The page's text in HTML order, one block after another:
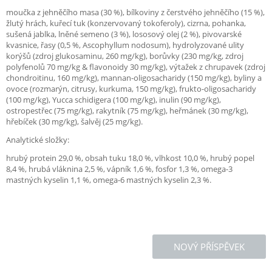
moučka z jehněčího masa (30 %), bílkoviny z čerstvého jehněčího (15 %),
žlutý hrách, kuřecí tuk (konzervovaný tokoferoly), cizrna, pohanka,
sušená jablka, lněné semeno (3 %), lososový olej (2 %), pivovarské
kvasnice, řasy (0,5 %, Ascophyllum nodosum), hydrolyzované ulity
korýšů (zdroj glukosaminu, 260 mg/kg), borůvky (230 mg/kg, zdroj
polyfenolů 70 mg/kg & flavonoidy 30 mg/kg), výtažek z chrupavek (zdroj
chondroitinu, 160 mg/kg), mannan-oligosacharidy (150 mg/kg), byliny a
ovoce (rozmarýn, citrusy, kurkuma, 150 mg/kg), frukto-oligosacharidy
(100 mg/kg), Yucca schidigera (100 mg/kg), inulin (90 mg/kg),
ostropestřec (75 mg/kg), rakytník (75 mg/kg), heřmánek (30 mg/kg),
hřebíček (30 mg/kg), šalvěj (25 mg/kg).
Analytické složky:
hrubý protein 29,0 %, obsah tuku 18,0 %, vlhkost 10,0 %, hrubý popel
8,4 %, hrubá vláknina 2,5 %, vápník 1,6 %, fosfor 1,3 %, omega-3
mastných kyselin 1,1 %, omega-6 mastných kyselin 2,3 %.
NOVÝ PŘÍSPĚVEK